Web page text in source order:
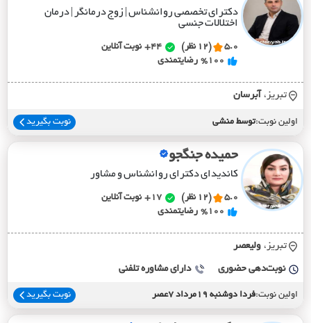
دکترای تخصصی روانشناس | زوج درمانگر | درمان
اختلالات جنسی
5.0 (12 نظر) 44+
نوبت آنلاین
%100 رضایتمندی
تبریز، آبرسان
اولین نوبت:توسط منشی نوبت بگیرید
حمیده جنگجو
کاندیدای دکترای روانشناس و مشاور
5.0 (12 نظر) 17+
نوبت آنلاین
%100 رضایتمندی
تبریز، وليعصر
نوبت‌دهی حضوری دارای مشاوره تلفنی
اولین نوبت:فردا دوشنبه 19مرداد 7عصر نوبت بگیرید